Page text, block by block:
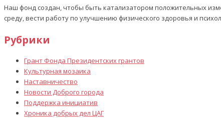
Наш фонд создан, чтобы быть катализатором положительных
среду, вести работу по улучшению физического здоровья и
Рубрики
Грант Фонда Президентских грантов
Культурная мозаика
Наставничество
Новости Доброго города
Поддержка инициатив
Хроника добрых дел ЦАГ